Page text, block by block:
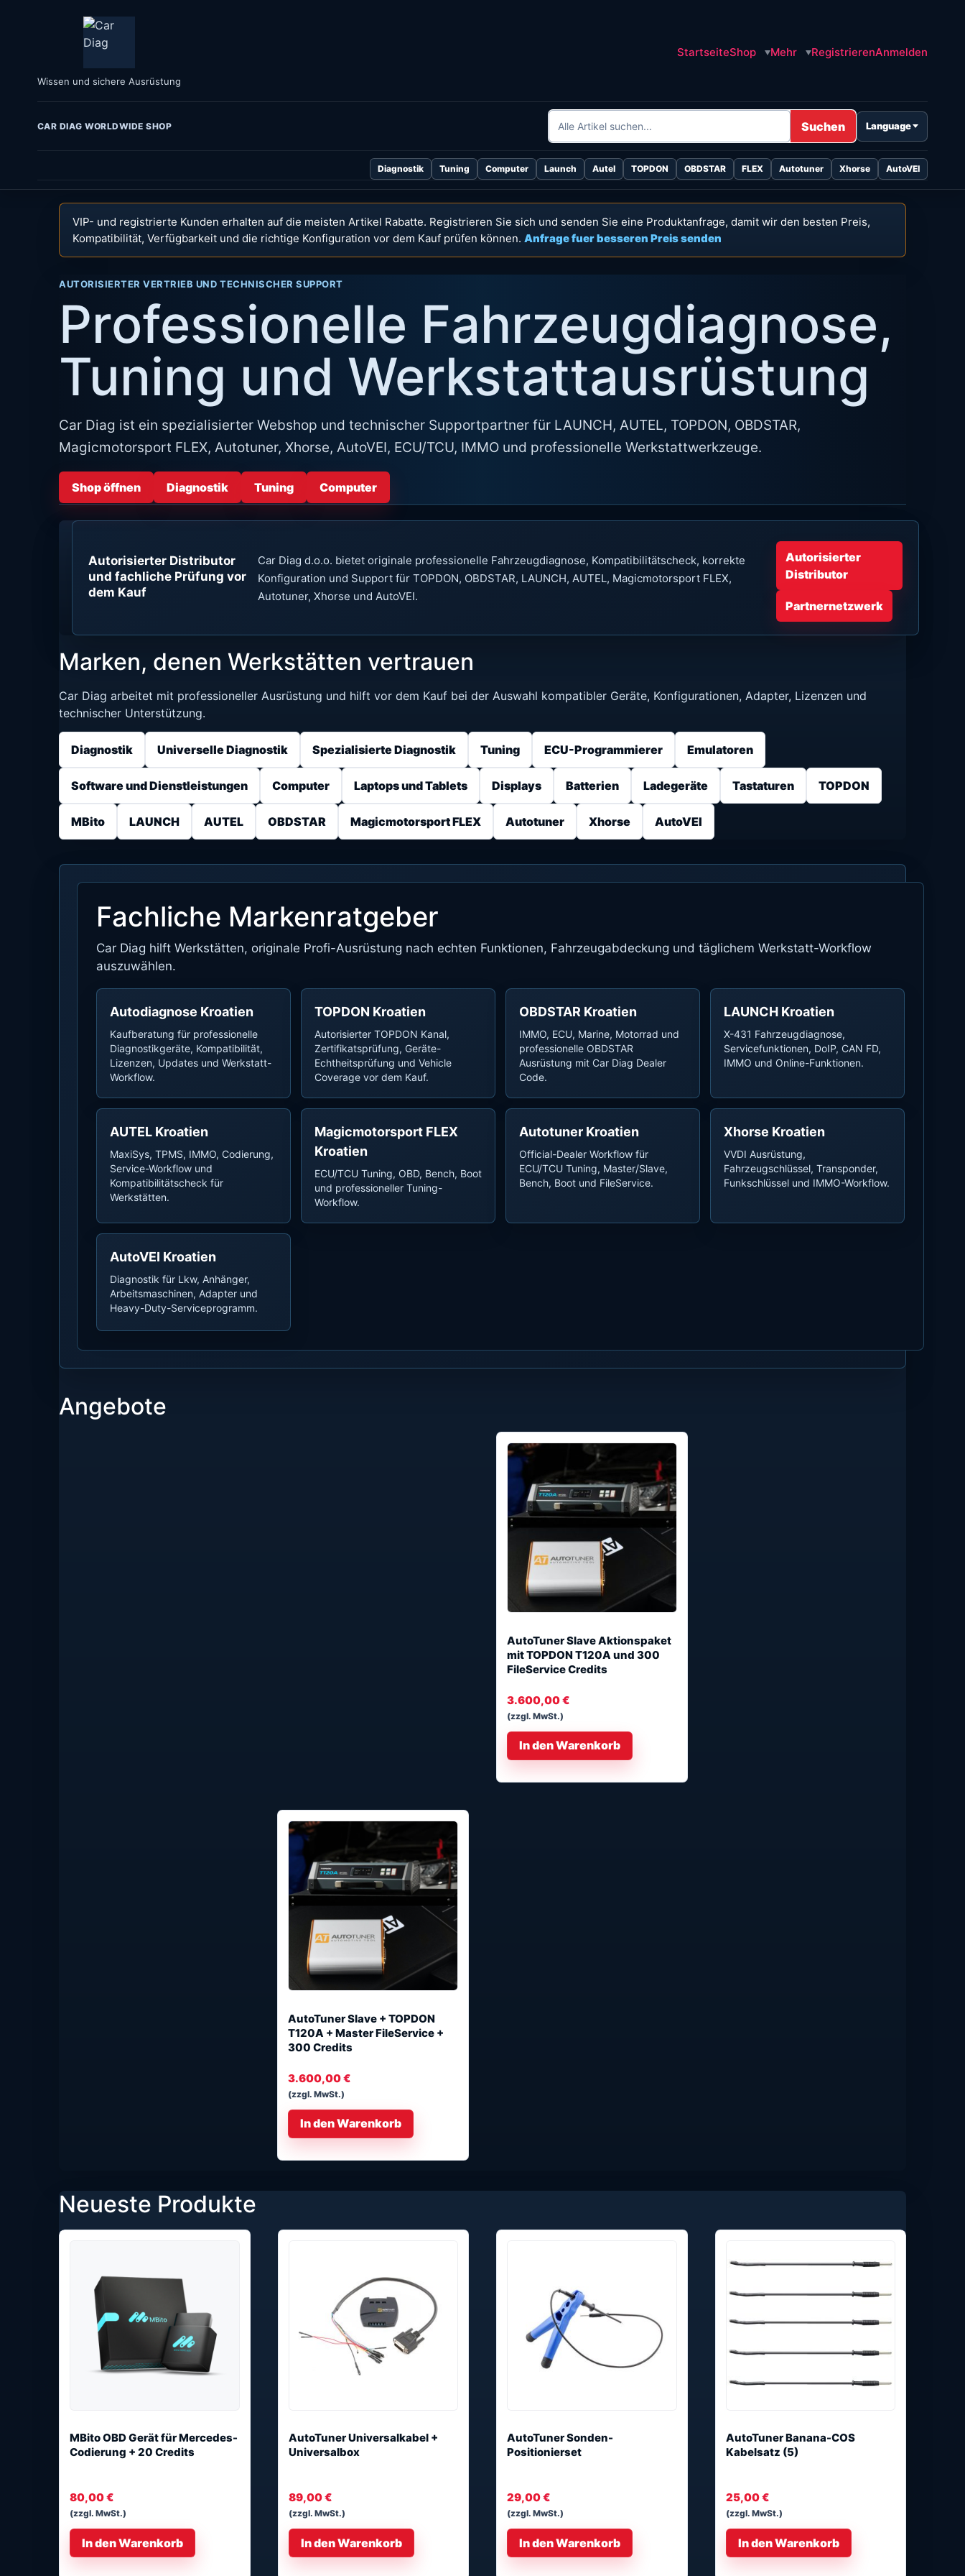
Wissen und sichere Ausrüstung
StartseiteShop Mehr RegistrierenAnmelden
CAR DIAG WORLDWIDE SHOP Suchen Language
Diagnostik Tuning Computer Launch Autel TOPDON OBDSTAR FLEX Autotuner Xhorse AutoVEI
Inhalt
VIP- und registrierte Kunden erhalten auf die meisten Artikel Rabatte. Registrieren Sie sich und senden Sie eine Produktanfrage, damit wir den besten Preis,
Kompatibilität, Verfügbarkeit und die richtige Konfiguration vor dem Kauf prüfen können. Anfrage fuer besseren Preis senden
AUTORISIERTER VERTRIEB UND TECHNISCHER SUPPORT
Professionelle Fahrzeugdiagnose,
Tuning und Werkstattausrüstung
Car Diag ist ein spezialisierter Webshop und technischer Supportpartner für LAUNCH, AUTEL, TOPDON, OBDSTAR,
Magicmotorsport FLEX, Autotuner, Xhorse, AutoVEI, ECU/TCU, IMMO und professionelle Werkstattwerkzeuge.
Shop öffnen Diagnostik Tuning Computer
Autorisierter Distributor
und fachliche Prüfung vor
dem Kauf
Car Diag d.o.o. bietet originale professionelle Fahrzeugdiagnose, Kompatibilitätscheck, korrekte
Konfiguration und Support für TOPDON, OBDSTAR, LAUNCH, AUTEL, Magicmotorsport FLEX,
Autotuner, Xhorse und AutoVEI.
Autorisierter
Distributor
Partnernetzwerk
Marken, denen Werkstätten vertrauen
Car Diag arbeitet mit professioneller Ausrüstung und hilft vor dem Kauf bei der Auswahl kompatibler Geräte, Konfigurationen, Adapter, Lizenzen und
technischer Unterstützung.
Diagnostik Universelle Diagnostik Spezialisierte Diagnostik Tuning ECU-Programmierer Emulatoren
Software und Dienstleistungen Computer Laptops und Tablets Displays Batterien Ladegeräte Tastaturen TOPDON
MBito LAUNCH AUTEL OBDSTAR Magicmotorsport FLEX Autotuner Xhorse AutoVEI
Fachliche Markenratgeber
Car Diag hilft Werkstätten, originale Profi-Ausrüstung nach echten Funktionen, Fahrzeugabdeckung und täglichem Werkstatt-Workflow
auszuwählen.
Autodiagnose Kroatien
Kaufberatung für professionelle
Diagnostikgeräte, Kompatibilität,
Lizenzen, Updates und Werkstatt-
Workflow.
TOPDON Kroatien
Autorisierter TOPDON Kanal,
Zertifikatsprüfung, Geräte-
Echtheitsprüfung und Vehicle
Coverage vor dem Kauf.
OBDSTAR Kroatien
IMMO, ECU, Marine, Motorrad und
professionelle OBDSTAR
Ausrüstung mit Car Diag Dealer
Code.
LAUNCH Kroatien
X-431 Fahrzeugdiagnose,
Servicefunktionen, DoIP, CAN FD,
IMMO und Online-Funktionen.
AUTEL Kroatien
MaxiSys, TPMS, IMMO, Codierung,
Service-Workflow und
Kompatibilitätscheck für
Werkstätten.
Magicmotorsport FLEX
Kroatien
ECU/TCU Tuning, OBD, Bench, Boot
und professioneller Tuning-
Workflow.
Autotuner Kroatien
Official-Dealer Workflow für
ECU/TCU Tuning, Master/Slave,
Bench, Boot und FileService.
Xhorse Kroatien
VVDI Ausrüstung,
Fahrzeugschlüssel, Transponder,
Funkschlüssel und IMMO-Workflow.
AutoVEI Kroatien
Diagnostik für Lkw, Anhänger,
Arbeitsmaschinen, Adapter und
Heavy-Duty-Serviceprogramm.
Angebote
AutoTuner Slave Aktionspaket
mit TOPDON T120A und 300
FileService Credits
3.600,00€
(zzgl. MwSt.)
In den Warenkorb
AutoTuner Slave + TOPDON
T120A + Master FileService +
300 Credits
3.600,00€
(zzgl. MwSt.)
In den Warenkorb
Neueste Produkte
MBito OBD Gerät für Mercedes-
Codierung + 20 Credits
80,00€
(zzgl. MwSt.)
In den Warenkorb
AutoTuner Universalkabel +
Universalbox
89,00€
(zzgl. MwSt.)
In den Warenkorb
AutoTuner Sonden-
Positionierset
29,00€
(zzgl. MwSt.)
In den Warenkorb
AutoTuner Banana-COS
Kabelsatz (5)
25,00€
(zzgl. MwSt.)
In den Warenkorb